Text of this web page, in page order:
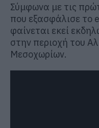
Σύμφωνα με τις
που εξασφάλισε το
φαίνεται εκεί
στην περιοχή του
Μεσοχωρίων.